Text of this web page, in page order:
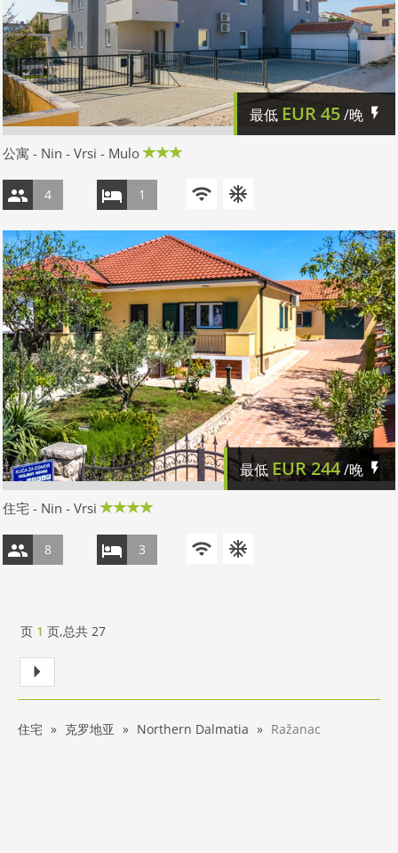
最低 EUR45/晚
公寓 - Nin - Vrsi - Mulo
4 1
最低 EUR244/晚
住宅 - Nin - Vrsi
8 3
页 1 页,总共 27
住宅 克罗地亚 Northern Dalmatia Ražanac